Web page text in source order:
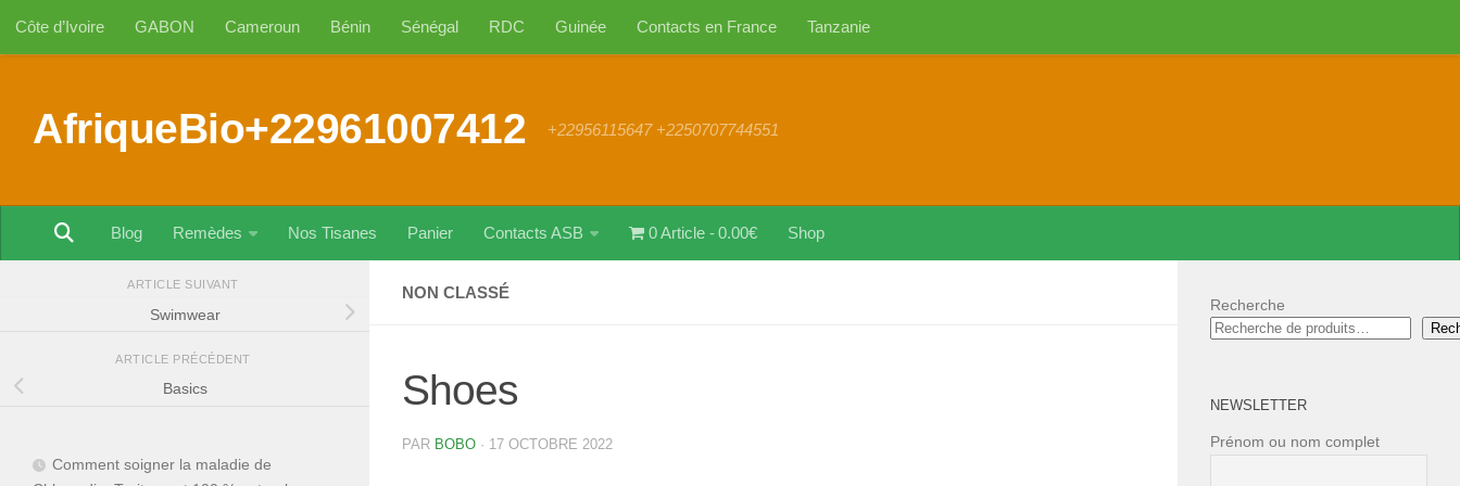
Au dessous du contenu
Côte d’Ivoire GABON Cameroun Bénin Sénégal RDC Guinée Contacts en France Tanzanie
AfriqueBio+22961007412 +22956115647 +2250707744551
Blog Remèdes Nos Tisanes Panier Contacts ASB 0 Article 0.00€ Shop
NON CLASSÉ
Shoes
PAR BOBO · 17 OCTOBRE 2022
ARTICLE SUIVANT
Swimwear
ARTICLE PRÉCÉDENT
Basics
Comment soigner la maladie de
Recherche
NEWSLETTER
Prénom ou nom complet